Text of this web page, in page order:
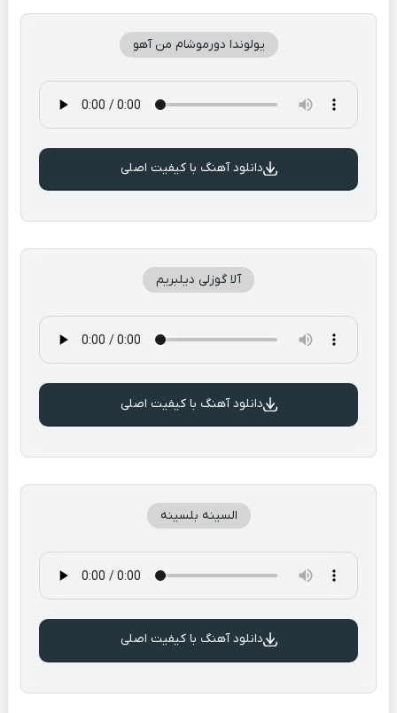
یولوندا دورموشام من آهو
دانلود آهنگ با کیفیت اصلی
آلا گوزلی دیلبریم
دانلود آهنگ با کیفیت اصلی
السینه بلسینه
دانلود آهنگ با کیفیت اصلی